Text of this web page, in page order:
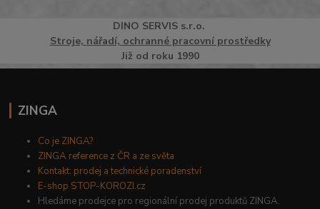
DINO SERVISs.r.o.
Stroje, nářadí, ochranné pracovní prostředky
Již od roku 1990
ZINGA
Co je ZINGA?
ZINGA reference z ČR a ze světa
Kontakt: prodej a technické poradenství
E-shop STOP-KOROZI.cz
Hledáme prodejce pro regionální prodej produktů ZINGA.